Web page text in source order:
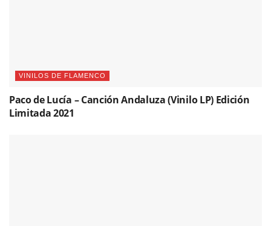
VINILOS DE FLAMENCO
Paco de Lucía – Canción Andaluza (Vinilo LP) Edición
Limitada 2021